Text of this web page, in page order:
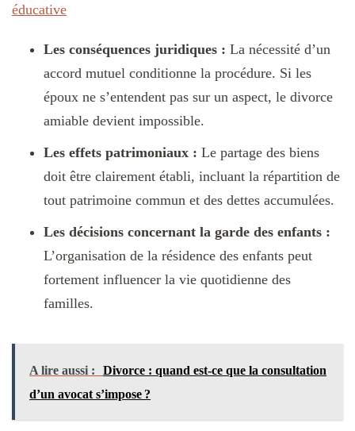
éducative
Les conséquences juridiques : La nécessité d’un
accord mutuel conditionne la procédure. Si les
époux ne s’entendent pas sur un aspect, le divorce
amiable devient impossible.
Les effets patrimoniaux : Le partage des biens
doit être clairement établi, incluant la répartition de
tout patrimoine commun et des dettes accumulées.
Les décisions concernant la garde des enfants :
L’organisation de la résidence des enfants peut
fortement influencer la vie quotidienne des
familles.
A lire aussi :
Divorce : quand est-ce que la consultation
d’un avocat s’impose ?